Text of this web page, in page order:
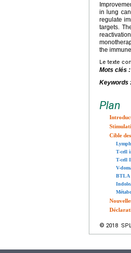
in lung
regulate
targets.
the
Le texte
Mots clés :
Keywords
Plan
Cible
T-cell
T-cell
V-
BTLA
© 2018